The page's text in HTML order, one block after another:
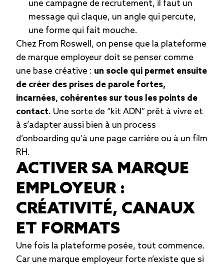
une campagne de recrutement, il faut un
message qui claque, un angle qui percute,
une forme qui fait mouche.
Chez From Roswell, on pense que la plateforme
de marque employeur doit se penser comme
une base créative : un socle qui permet ensuite
de créer des prises de parole fortes,
incarnées, cohérentes sur tous les points de
contact. Une sorte de “kit ADN” prêt à vivre et
à s’adapter aussi bien à un process
d’onboarding qu’à une page carrière ou à un film
RH.
ACTIVER SA MARQUE
EMPLOYEUR :
CRÉATIVITÉ, CANAUX
ET FORMATS
Une fois la plateforme posée, tout commence.
Car une marque employeur forte n’existe que si